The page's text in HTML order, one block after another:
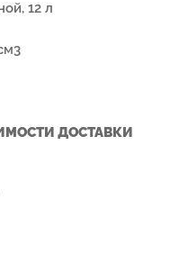
12 л
ДОСТАВКИ